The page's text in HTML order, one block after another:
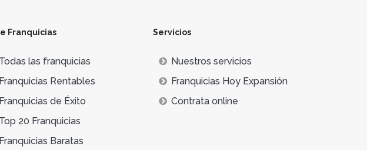
Franquicias
Todas las franquicias
Franquicias Rentables
Franquicias de Éxito
Top 20 Franquicias
Franquicias Baratas
Servicios
Nuestros servicios
Franquicias Hoy Expansión
Contrata online